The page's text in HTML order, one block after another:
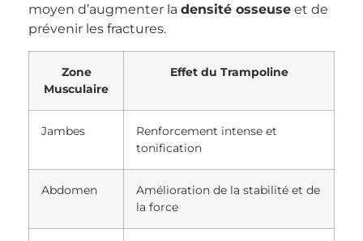
moyen d’augmenter la densité osseuse et de
prévenir les fractures.
Zone
Musculaire
Effet du Trampoline
Jambes
Renforcement intense et
tonification
Abdomen
Amélioration de la stabilité et de
la force